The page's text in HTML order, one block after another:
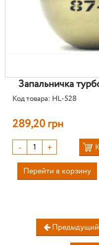
Запальничка
Код товара: HL-528
289,20 грн
- +
Перейти в корзину
Предыдущий